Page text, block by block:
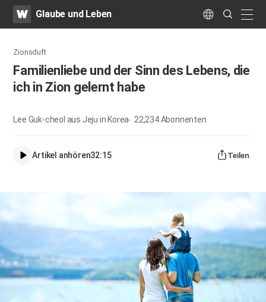
WATVGlaube und Leben Language
Search
Submit
Zionsduft
Familienliebe und der Sinn des Lebens, die
ich in Zion gelernt habe
Lee Guk-cheol aus Jeju in Korea 22,234Abonnenten
Artikel anhören32:15 Teilen